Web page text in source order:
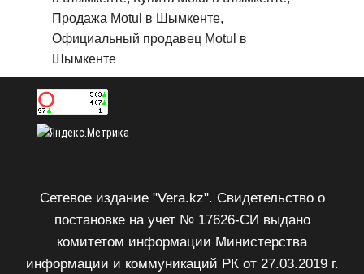
Продажа Motul в Шымкенте,
Официальный продавец Motul в
Шымкенте
Сетевое издание "Vera.kz". Свидетельство о
постановке на учет № 17626-СИ выдано
комитетом информации Министерства
информации и коммуникаций РК от 27.03.2019 г.